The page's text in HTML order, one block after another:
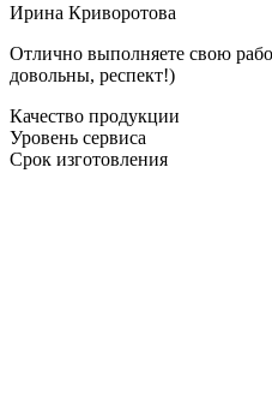
Ирина Криворотова
Отлично выполняете свою
довольны, респект!)
Качество продукции
Уровень сервиса
Срок изготовления